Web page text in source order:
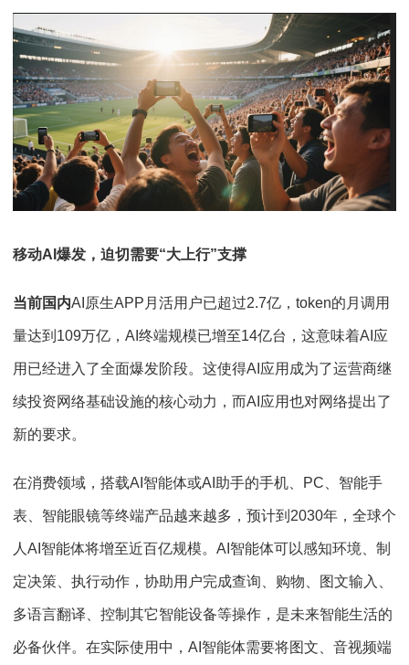
移动AI爆发，迫切需要“大上行”支撑
当前国内AI原生APP月活用户已超过2.7亿，token的月调用
量达到109万亿，AI终端规模已增至14亿台，这意味着AI应
用已经进入了全面爆发阶段。这使得AI应用成为了运营商继
续投资网络基础设施的核心动力，而AI应用也对网络提出了
新的要求。
在消费领域，搭载AI智能体或AI助手的手机、PC、智能手
表、智能眼镜等终端产品越来越多，预计到2030年，全球个
人AI智能体将增至近百亿规模。AI智能体可以感知环境、制
定决策、执行动作，协助用户完成查询、购物、图文输入、
多语言翻译、控制其它智能设备等操作，是未来智能生活的
必备伙伴。在实际使用中，AI智能体需要将图文、音视频端